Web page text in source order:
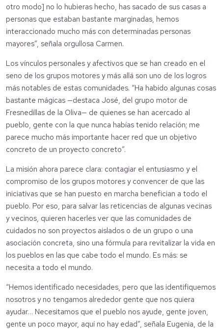
otro modo] no lo hubieras hecho, has sacado de sus casas a
personas que estaban bastante marginadas, hemos
interaccionado mucho más con determinadas personas
mayores”, señala orgullosa Carmen.
Los vínculos personales y afectivos que se han creado en el
seno de los grupos motores y más allá son uno de los logros
más notables de estas comunidades. “Ha habido algunas cosas
bastante mágicas —destaca José, del grupo motor de
Fresnedillas de la Oliva— de quienes se han acercado al
pueblo, gente con la que nunca habías tenido relación; me
parece mucho más importante hacer red que un objetivo
concreto de un proyecto concreto”.
La misión ahora parece clara: contagiar el entusiasmo y el
compromiso de los grupos motores y convencer de que las
iniciativas que se han puesto en marcha benefician a todo el
pueblo. Por eso, para salvar las reticencias de algunas vecinas
y vecinos, quieren hacerles ver que las comunidades de
cuidados no son proyectos aislados o de un grupo o una
asociación concreta, sino una fórmula para revitalizar la vida en
los pueblos en las que cabe todo el mundo. Es más: se
necesita a todo el mundo.
“Hemos identificado necesidades, pero que las identifiquemos
nosotros y no tengamos alrededor gente que nos quiera
ayudar… Necesitamos que el pueblo nos ayude, gente joven,
gente un poco mayor, aquí no hay edad”, señala Eugenia, de la